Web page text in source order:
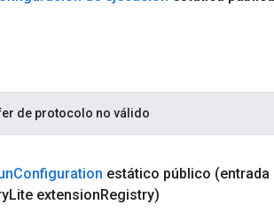
de protocolo no válido
Configuration estático público (entrada
Lite extensionRegistry)